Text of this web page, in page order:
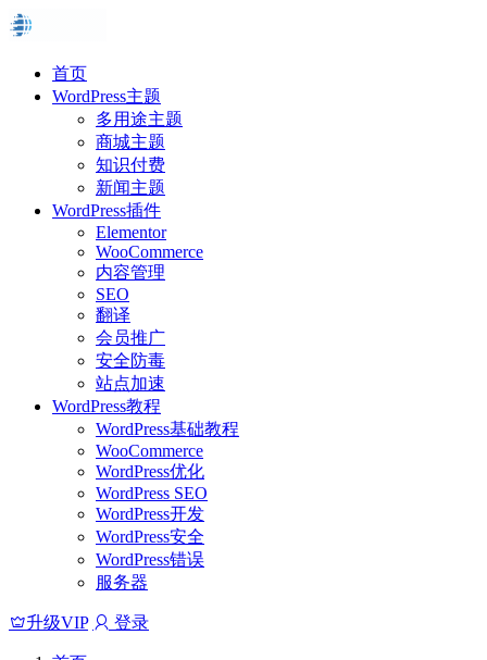
首页
WordPress主题
多用途主题
商城主题
知识付费
新闻主题
WordPress插件
Elementor
WooCommerce
内容管理
SEO
翻译
会员推广
安全防毒
站点加速
WordPress教程
WordPress基础教程
WooCommerce
WordPress优化
WordPress SEO
WordPress开发
WordPress安全
WordPress错误
服务器
升级VIP 登录